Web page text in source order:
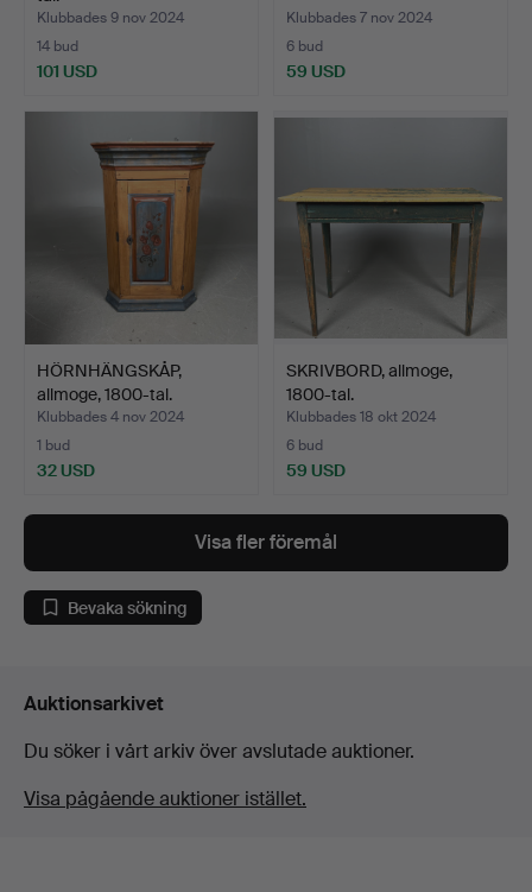
Klubbades 9 nov 2024
14 bud
101 USD
Klubbades 7 nov 2024
6 bud
59 USD
HÖRNHÄNGSKÅP,
allmoge, 1800-tal.
Klubbades 4 nov 2024
1 bud
32 USD
SKRIVBORD, allmoge,
1800-tal.
Klubbades 18 okt 2024
6 bud
59 USD
Visa fler föremål
Bevaka sökning
Auktionsarkivet
Du söker i vårt arkiv över avslutade auktioner.
Visa pågående auktioner istället.